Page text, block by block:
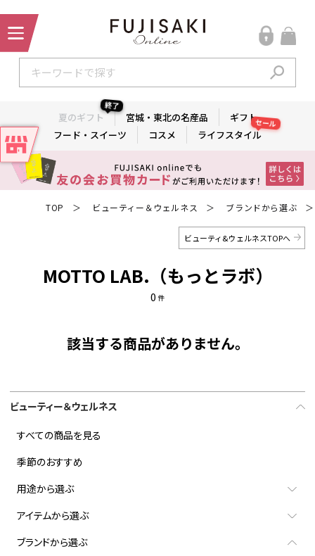
夏のギフト
終了
宮城・東北の名産品
ギフト
フード・スイーツ
コスメ ライフスタイル
セール
TOP ＞ ビューティー＆ウェルネス ＞ ブランドから選ぶ ＞
ビューティ&ウェルネスTOPへ
MOTTO LAB.（もっとラボ）
0 件
該当する商品がありません。
ビューティー＆ウェルネス
すべての商品を見る
季節のおすすめ
用途から選ぶ
アイテムから選ぶ
ブランドから選ぶ